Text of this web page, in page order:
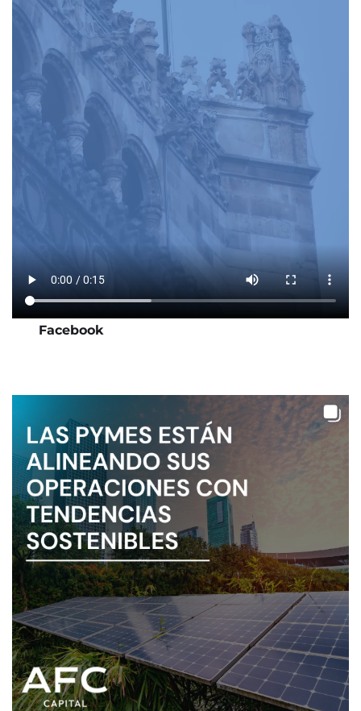
Facebook